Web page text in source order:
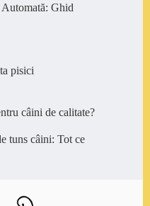
Ghid
pisici
câini de calitate?
tuns câini: Tot ce